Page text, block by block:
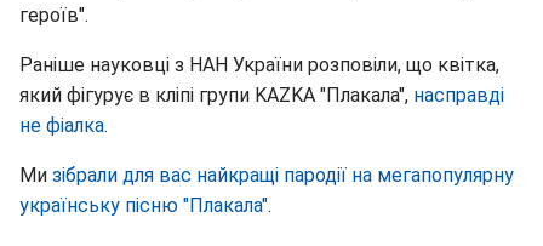
героїв".
Раніше науковці з НАН України розповіли, що квітка,
який фігурує в кліпі групи KAZKA "Плакала", насправді
не фіалка.
Ми зібрали для вас найкращі пародії на мегапопулярну
українську пісню "Плакала".